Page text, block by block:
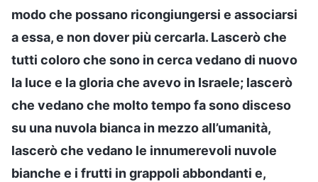
modo che possano ricongiungersi e associarsi
a essa, e non dover più cercarla. Lascerò che
tutti coloro che sono in cerca vedano di nuovo
la luce e la gloria che avevo in Israele; lascerò
che vedano che molto tempo fa sono disceso
su una nuvola bianca in mezzo all’umanità,
lascerò che vedano le innumerevoli nuvole
bianche e i frutti in grappoli abbondanti e,